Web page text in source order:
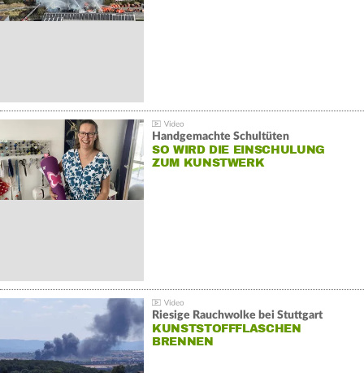
Handgemachte Schultüten
SO WIRD DIE EINSCHULUNG
ZUM KUNSTWERK
Riesige Rauchwolke bei Stuttgart
KUNSTSTOFFFLASCHEN
BRENNEN